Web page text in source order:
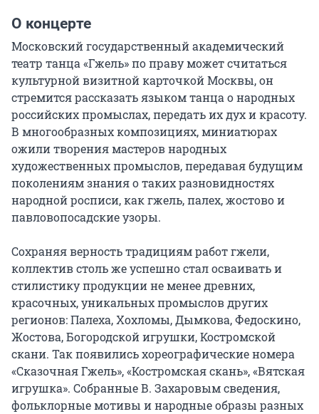
О концерте
Московский государственный академический
театр танца «Гжель» по праву может считаться
культурной визитной карточкой Москвы, он
стремится рассказать языком танца о народных
российских промыслах, передать их дух и красоту.
В многообразных композициях, миниатюрах
ожили творения мастеров народных
художественных промыслов, передавая будущим
поколениям знания о таких разновидностях
народной росписи, как гжель, палех, жостово и
павловопосадские узоры.
Сохраняя верность традициям работ гжели,
коллектив столь же успешно стал осваивать и
стилистику продукции не менее древних,
красочных, уникальных промыслов других
регионов: Палеха, Хохломы, Дымкова, Федоскино,
Жостова, Богородской игрушки, Костромской
скани. Так появились хореографические номера
«Сказочная Гжель», «Костромская скань», «Вятская
игрушка». Собранные В. Захаровым сведения,
фольклорные мотивы и народные образы разных